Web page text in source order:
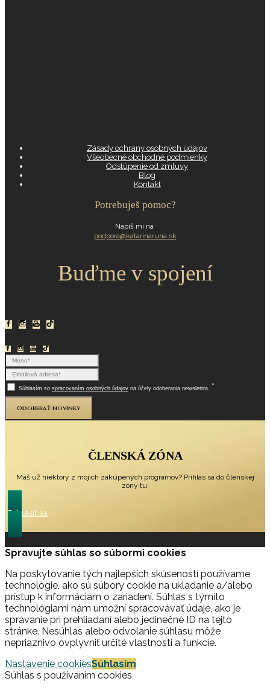
Zásady ochrany osobných údajov
Všeobecné obchodné podmienky
Odstúpenie od zmluvy
Blog
Kontakt
Potrebuješ pomoc?
Napíš mi na
podpora@katarinaruna.sk
Buďme v spojení
Súhlasím so spracovaním osobných údajov na účely odoberania newslettra. *
Odoberať novinky
ČLENSKÁ ZÓNA
Máš už niektorý z mojich zakúpených programov? Prihlás sa do členskej
zóny tu:
Prihlásiť sa
Spravujte súhlas so súbormi cookies
Na poskytovanie tých najlepších skúseností používame
technológie, ako sú súbory cookie na ukladanie a/alebo
prístup k informáciám o zariadení. Súhlas s týmito
technológiami nám umožní spracovávať údaje, ako je
správanie pri prehliadaní alebo jedinečné ID na tejto
stránke. Nesúhlas alebo odvolanie súhlasu môže
nepriaznivo ovplyvniť určité vlastnosti a funkcie.
Nastavenie cookiesSúhlasím
Súhlas s používaním cookies